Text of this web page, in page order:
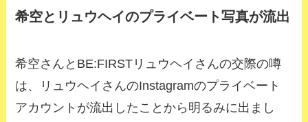
希空とリュウヘイのプライベート写真が流出
希空さんとBE:FIRSTリュウヘイさんの交際の噂
は、リュウヘイさんのInstagramのプライベート
アカウントが流出したことから明るみに出まし